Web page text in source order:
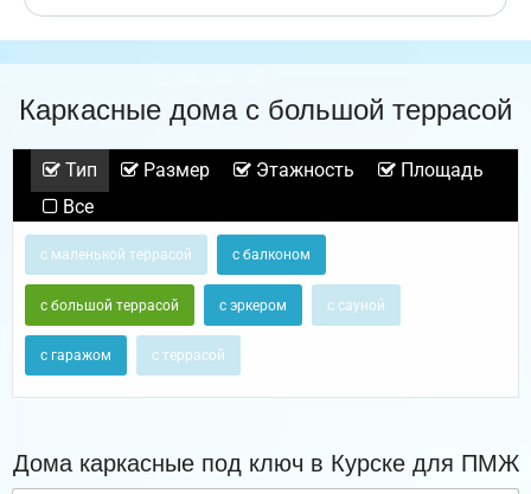
Каркасные дома с большой террасой
Тип Размер Этажность
Площадь
Все
с маленькой террасой с балконом
с большой террасой с эркером с сауной
с гаражом с террасой
Дома каркасные под ключ в Курске для ПМЖ